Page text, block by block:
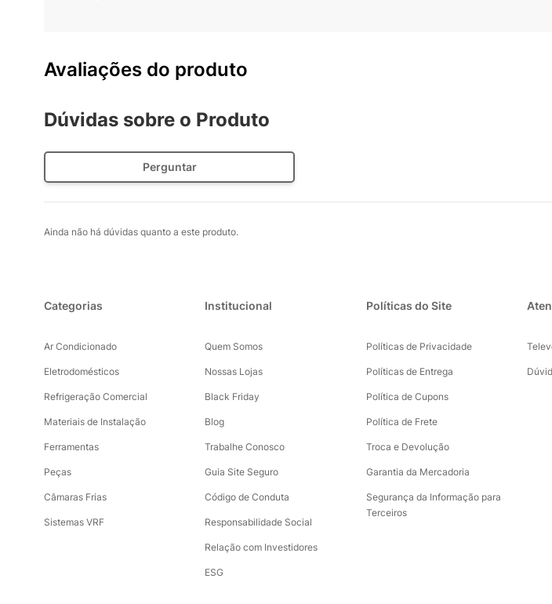
Avaliações do produto
Dúvidas sobre o Produto
Perguntar
Ainda não há dúvidas quanto a este produto.
Categorias
Ar Condicionado
Eletrodomésticos
Refrigeração Comercial
Materiais de Instalação
Ferramentas
Peças
Câmaras Frias
Sistemas VRF
Institucional
Quem Somos
Nossas Lojas
Black Friday
Blog
Trabalhe Conosco
Guia Site Seguro
Código de Conduta
Responsabilidade Social
Relação com Investidores
ESG
Políticas do Site
Políticas de Privacidade
Políticas de Entrega
Política de Cupons
Política de Frete
Troca e Devolução
Garantia da Mercadoria
Segurança da Informação para
Terceiros